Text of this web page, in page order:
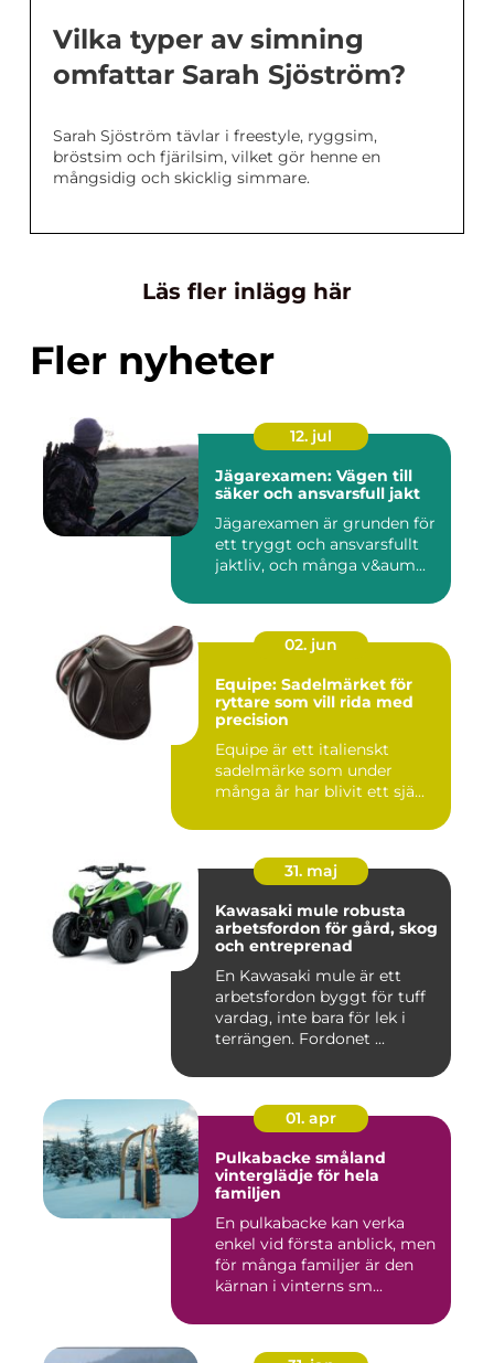
Vilka typer av simning
omfattar Sarah Sjöström?
Sarah Sjöström tävlar i freestyle, ryggsim,
bröstsim och fjärilsim, vilket gör henne en
mångsidig och skicklig simmare.
Läs fler inlägg här
Fler nyheter
12. jul
Jägarexamen: Vägen till
säker och ansvarsfull jakt
Jägarexamen är grunden för
ett tryggt och ansvarsfullt
jaktliv, och många v&aum...
02. jun
Equipe: Sadelmärket för
ryttare som vill rida med
precision
Equipe är ett italienskt
sadelmärke som under
många år har blivit ett sjä...
31. maj
Kawasaki mule robusta
arbetsfordon för gård, skog
och entreprenad
En Kawasaki mule är ett
arbetsfordon byggt för tuff
vardag, inte bara för lek i
terrängen. Fordonet ...
01. apr
Pulkabacke småland
vinterglädje för hela
familjen
En pulkabacke kan verka
enkel vid första anblick, men
för många familjer är den
kärnan i vinterns sm...